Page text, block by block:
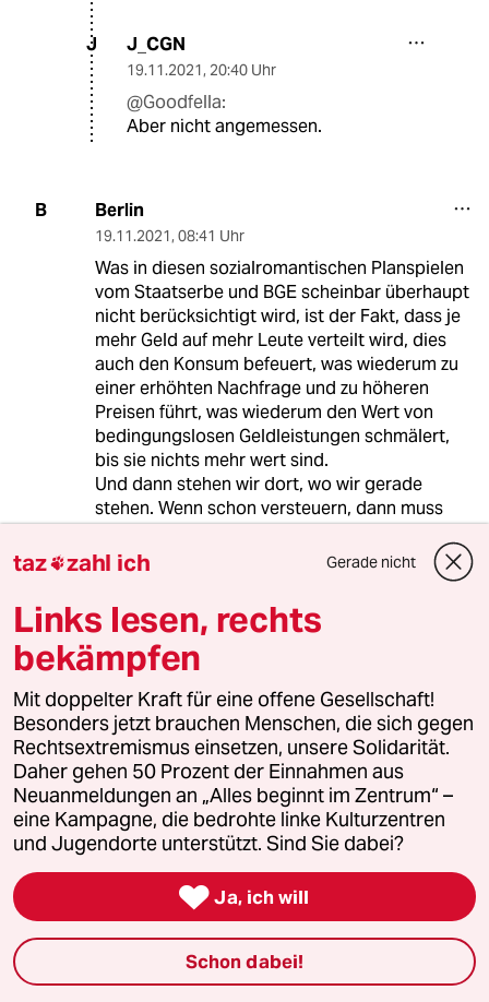
J J_CGN
19.11.2021, 20:40 Uhr
@Goodfella:
Aber nicht angemessen.
B Berlin
19.11.2021, 08:41 Uhr
Was in diesen sozialromantischen Planspielen
vom Staatserbe und BGE scheinbar überhaupt
nicht berücksichtigt wird, ist der Fakt, dass je
mehr Geld auf mehr Leute verteilt wird, dies
auch den Konsum befeuert, was wiederum zu
einer erhöhten Nachfrage und zu höheren
Preisen führt, was wiederum den Wert von
bedingungslosen Geldleistungen schmälert,
bis sie nichts mehr wert sind.
Und dann stehen wir dort, wo wir gerade
stehen. Wenn schon versteuern, dann muss
das Geld in unsere Infrastruktur investiert
werden. Dazu gehört Bildung,
Gesundheitswesen, sozialer Wohnungsbau,
Mobilitätserneuerungen, Klimaneutralität.
Und nicht private Ausbildung, Wohneigentum
oder die Gründung eines Unternehmens. Mit
solchen Aussichten soll nur die Masse für
solche Ideen geködert werden.
GK Gerhard Krause
19.11.2021,13:20 Uhr
@Berlin:
Ich meine, dass ich Sie richtig
verstanden habe.
Hier meine kurze Gegenrede: Auch
wenn Sie die Kohle investierten,
taz zahl ich Gerade nicht
Links lesen, rechts
bekämpfen
Mit doppelter Kraft für eine offene Gesellschaft!
Besonders jetzt brauchen Menschen, die sich gegen
Rechtsextremismus einsetzen, unsere Solidarität.
Daher gehen 50 Prozent der Einnahmen aus
Neuanmeldungen an „Alles beginnt im Zentrum“ –
eine Kampagne, die bedrohte linke Kulturzentren
und Jugendorte unterstützt. Sind Sie dabei?
 Ja, ich will
Schon dabei!